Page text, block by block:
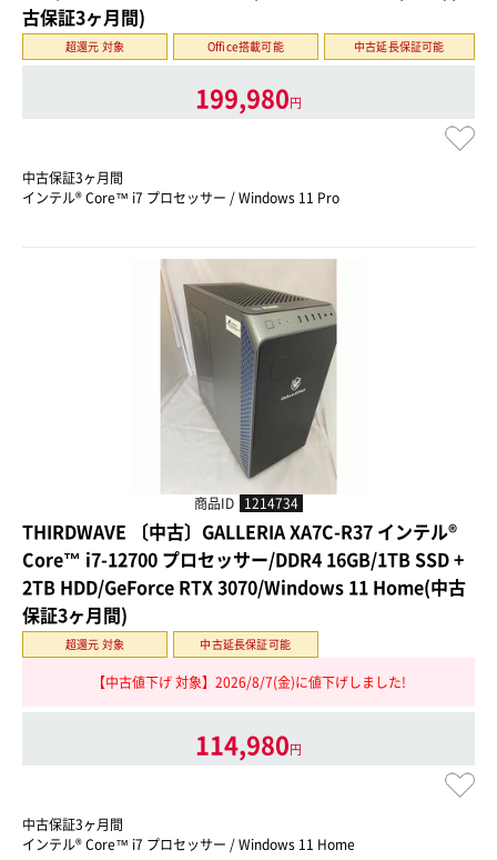
古保証3ヶ月間)
超還元 対象 Office搭載可能 中古延長保証可能
199,980円
中古保証3ヶ月間
インテル® Core™ i7 プロセッサー / Windows 11 Pro
商品ID 1214734
THIRDWAVE 〔中古〕GALLERIA XA7C-R37 インテル®
Core™ i7-12700 プロセッサー/DDR4 16GB/1TB SSD +
2TB HDD/GeForce RTX 3070/Windows 11 Home(中古
保証3ヶ月間)
超還元 対象 中古延長保証可能
【中古値下げ 対象】2026/8/7(金)に値下げしました!
114,980円
中古保証3ヶ月間
インテル® Core™ i7 プロセッサー / Windows 11 Home